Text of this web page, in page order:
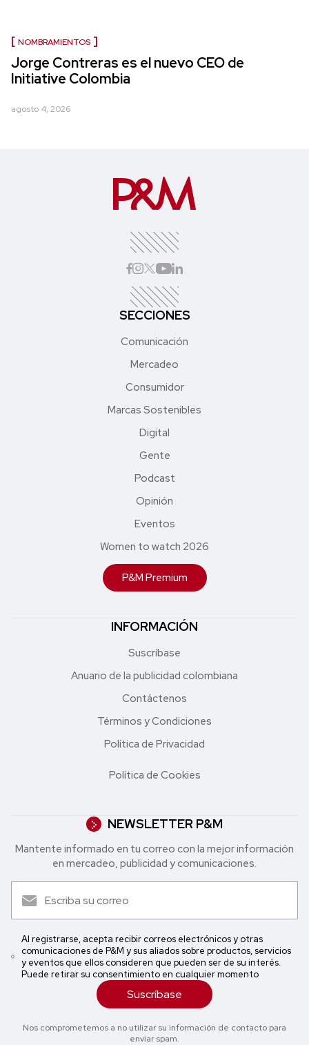
NOMBRAMIENTOS
Jorge Contreras es el nuevo CEO de
Initiative Colombia
agosto 4, 2026
SECCIONES
Comunicación
Mercadeo
Consumidor
Marcas Sostenibles
Digital
Gente
Podcast
Opinión
Eventos
Women to watch 2026
P&M Premium
INFORMACIÓN
Suscríbase
Anuario de la publicidad colombiana
Contáctenos
Términos y Condiciones
Política de Privacidad
Política de Cookies
NEWSLETTER P&M
Mantente informado en tu correo con la mejor in formación
en mercadeo, publicidad y comunicaciones.
Al registrarse, acepta recibir correos electrónicos y otras
comunicaciones de P&M y sus aliados sobre productos, servicios
y eventos que ellos consideren que pueden ser de su interés.
Puede retirar su consentimiento en cualquier momento
Suscríbase
Nos comprometemos a no utilizar su información de contacto para
enviar spam.